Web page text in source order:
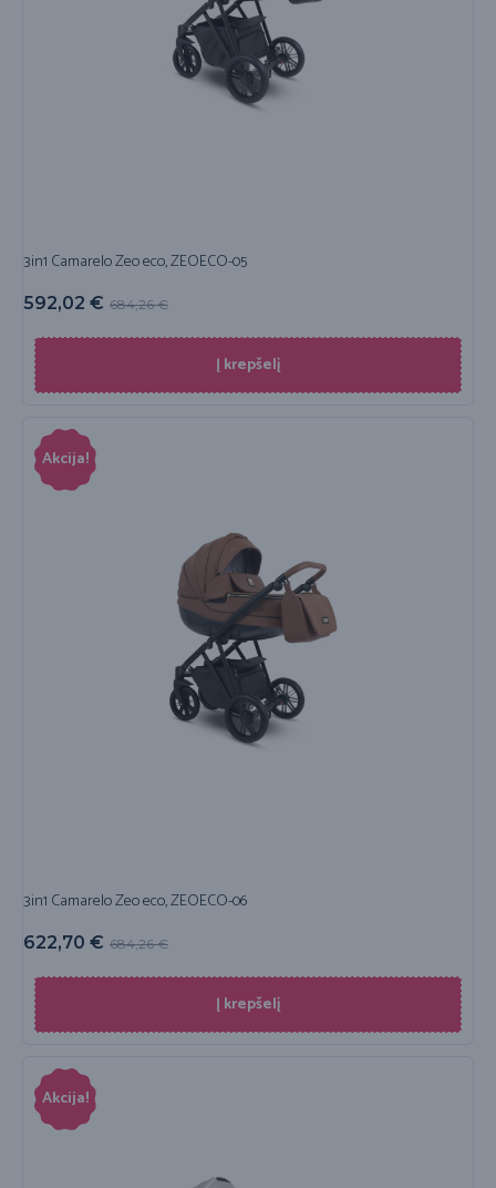
3in1 Camarelo Zeo eco, ZEOECO-05
684,26€
592,02 €
Į krepšelį
Akcija!
3in1 Camarelo Zeo eco, ZEOECO-06
684,26€
622,70 €
Į krepšelį
Akcija!